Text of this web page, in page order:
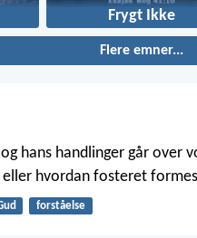
Frygt Ikke
Flere emner...
hans handlinger går over
hvordan fosteret
forståelse